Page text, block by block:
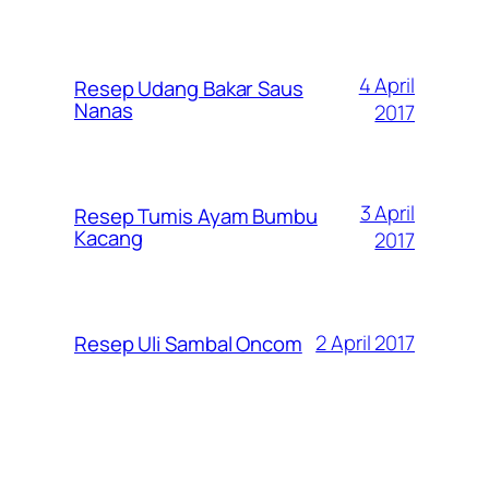
Resep Udang Bakar Saus
Nanas
4 April
2017
Resep Tumis Ayam Bumbu
Kacang
3 April
2017
Resep Uli Sambal Oncom 2 April 2017